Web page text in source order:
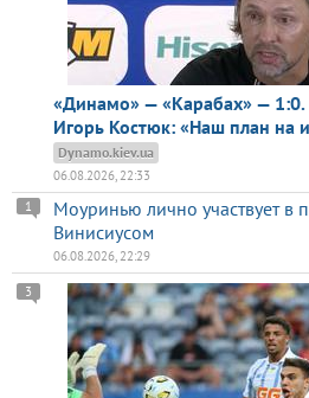
«Динамо» — «Карабах» — 1:0.
Игорь Костюк: «Наш план на
Dynamo.kiev.ua
06.08.2026, 22:33
Моуринью лично участвует в
Винисиусом
1
06.08.2026, 22:29
3